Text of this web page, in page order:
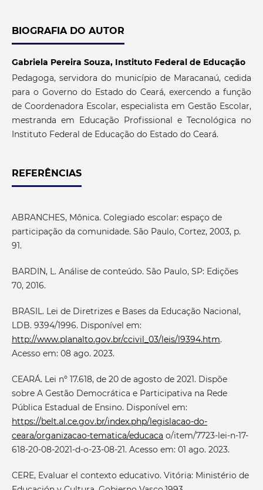
BIOGRAFIA DO AUTOR
Gabriela Pereira Souza, Instituto Federal de Educação
Pedagoga, servidora do município de Maracanaú, cedida
para o Governo do Estado do Ceará, exercendo a função
de Coordenadora Escolar, especialista em Gestão Escolar,
mestranda em Educação Profissional e Tecnológica no
Instituto Federal de Educação do Estado do Ceará.
REFERÊNCIAS
ABRANCHES, Mônica. Colegiado escolar: espaço de
participação da comunidade. São Paulo, Cortez, 2003, p.
91.
BARDIN, L. Análise de conteúdo. São Paulo, SP: Edições
70, 2016.
BRASIL. Lei de Diretrizes e Bases da Educação Nacional,
LDB. 9394/1996. Disponível em:
http://www.planalto.gov.br/ccivil_03/leis/l9394.htm.
Acesso em: 08 ago. 2023.
CEARÁ. Lei nº 17.618, de 20 de agosto de 2021. Dispõe
sobre A Gestão Democrática e Participativa na Rede
Pública Estadual de Ensino. Disponível em:
https://belt.al.ce.gov.br/index.php/legislacao-do-
ceara/organizacao-tematica/educaca o/item/7723-lei-n-17-
618-20-08-2021-d-o-23-08-21. Acesso em: 01 ago. 2023.
CERE, Evaluar el contexto educativo. Vitória: Ministério de